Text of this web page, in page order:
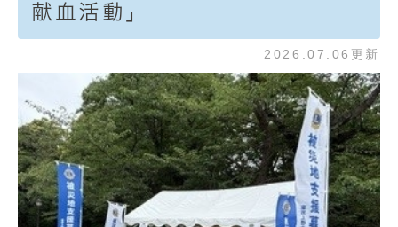
献血活動」
2026.07.06更新